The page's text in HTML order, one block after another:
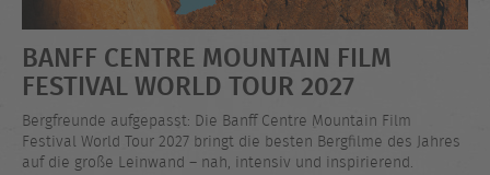
BANFF CENTRE MOUNTAIN FILM
FESTIVAL WORLD TOUR 2027
Bergfreunde aufgepasst: Die Banff Centre Mountain Film
Festival World Tour 2027 bringt die besten Bergfilme des Jahres
auf die große Leinwand – nah, intensiv und inspirierend.